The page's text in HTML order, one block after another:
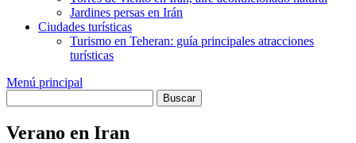
Jardines persas en Irán
Ciudades turísticas
Turismo en Teheran: guía principales atracciones
turísticas
Menú principal
Verano en Iran